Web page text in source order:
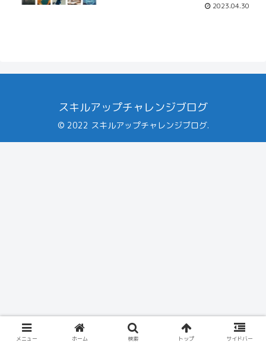
2023.04.30
スキルアップチャレンジブログ
© 2022 スキルアップチャレンジブログ.
メニュー ホーム 検索 トップ サイドバー